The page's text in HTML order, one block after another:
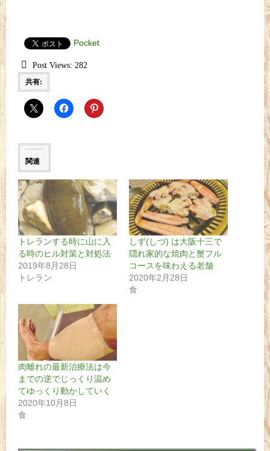
Pocket
Post Views: 282
共有:
関連
トレランする時に山に入
る時のヒル対策と対処法
2019年8月28日
トレラン
しず(しづ) は大阪十三で
隠れ家的な焼肉と蟹フル
コースを味わえる老舗
2020年2月28日
食
肉離れの最新治療法は今
までの逆でじっくり温め
てゆっくり動かしていく
2020年10月8日
食